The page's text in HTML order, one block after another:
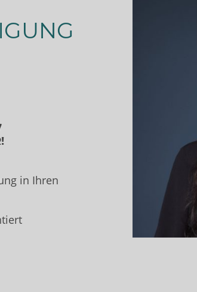
in Ihren